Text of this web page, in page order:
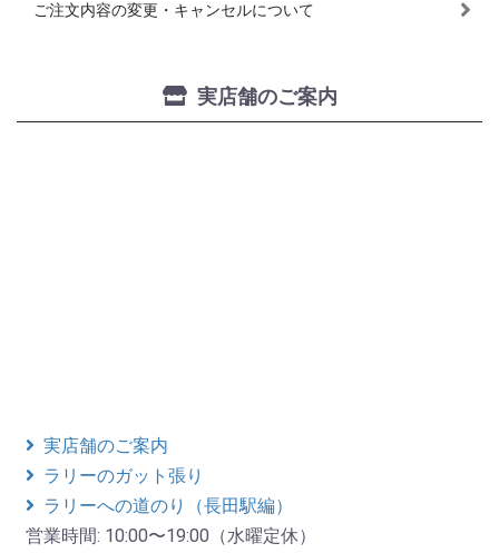
ご注文内容の変更・キャンセルについて
実店舗のご案内
実店舗のご案内
ラリーのガット張り
ラリーへの道のり（長田駅編）
営業時間: 10:00〜19:00（水曜定休）